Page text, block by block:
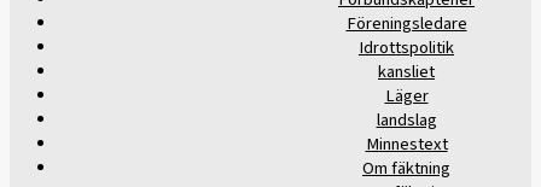
Föreningsledare
Idrottspolitik
kansliet
Läger
landslag
Minnestext
Om fäktning